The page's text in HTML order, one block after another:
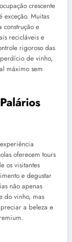
crescente
exceção. Muitas
construção e
recicláveis e
rigoroso das
de vinho,
máximo sem
oferecem tours
os visitantes
e degustar
não apenas
do vinho, mas
a beleza e